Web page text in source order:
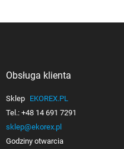
Obsługa klienta
Sklep EKOREX.PL
Tel.: +48 14 691 7291
sklep@ekorex.pl
Godziny otwarcia